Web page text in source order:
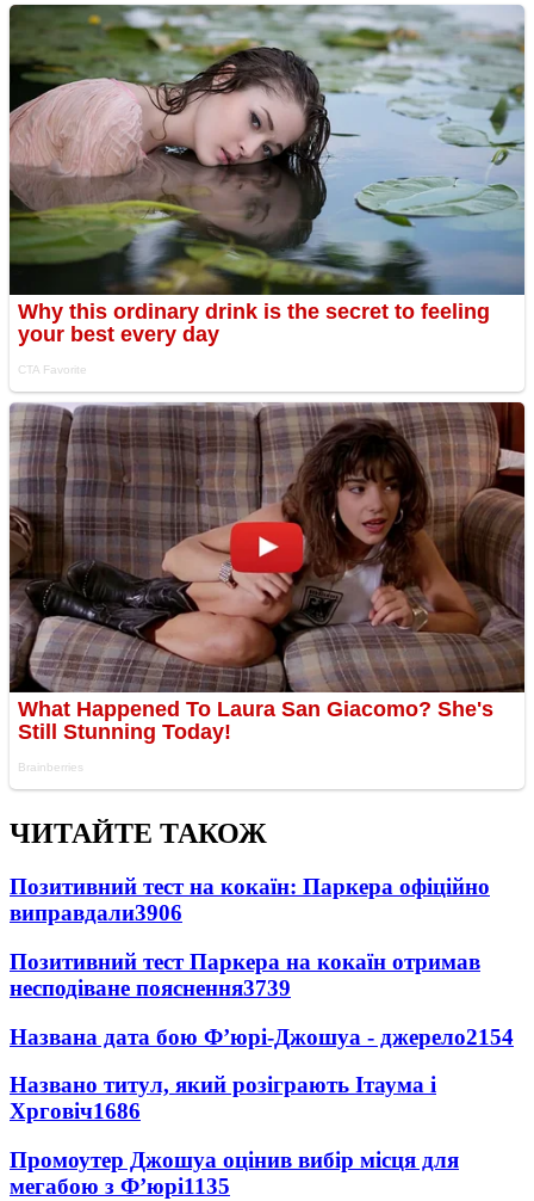
ЧИТАЙТЕ ТАКОЖ
Позитивний тест на кокаїн: Паркера офіційно
виправдали3906
Позитивний тест Паркера на кокаїн отримав
несподіване пояснення3739
Названа дата бою Ф’юрі-Джошуа - джерело2154
Названо титул, який розіграють Ітаума і
Хрговіч1686
Промоутер Джошуа оцінив вибір місця для
мегабою з Ф’юрі1135